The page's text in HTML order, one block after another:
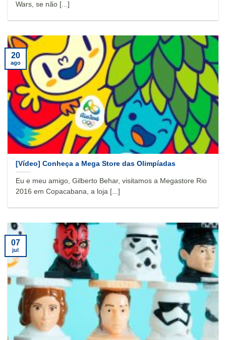
Wars, se não [...]
[Vídeo] Conheça a Mega Store das Olimpíadas
Eu e meu amigo, Gilberto Behar, visitamos a Megastore Rio
2016 em Copacabana, a loja [...]
20
ago
07
jul